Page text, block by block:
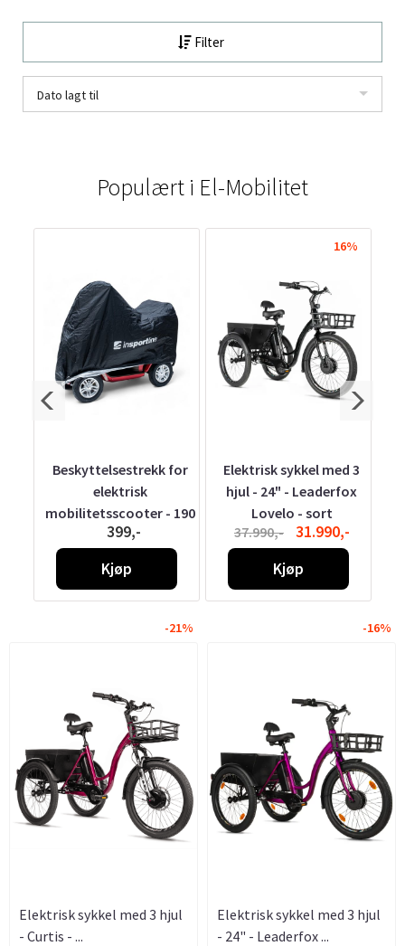
Filter
Dato lagt til
Populært i El-Mobilitet
Beskyttelsestrekk for
elektrisk
mobilitetsscooter - 190
x 90 x 1
399,-
Kjøp
16%
Elektrisk sykkel med 3
hjul - 24" - Leaderfox
Lovelo - sort
37.990,-
31.990,-
Kjøp
-21%
Elektrisk sykkel med 3 hjul
- Curtis - ...
-16%
Elektrisk sykkel med 3 hjul
- 24" - Leaderfox ...